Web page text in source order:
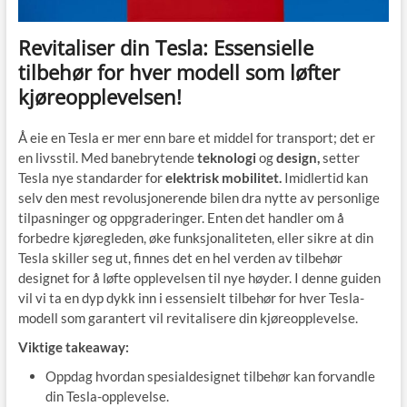
Revitaliser din Tesla: Essensielle
tilbehør for hver modell som løfter
kjøreopplevelsen!
Å eie en Tesla er mer enn bare et middel for transport; det er
en livsstil. Med banebrytendeteknologi ogdesign,setter
Tesla nye standarder forelektrisk mobilitet.Imidlertid kan
selv den mest revolusjonerende bilen dra nytte av personlige
tilpasninger og oppgraderinger. Enten det handler om å
forbedre kjøregleden, øke funksjonaliteten, eller sikre at din
Tesla skiller seg ut, finnes det en hel verden av tilbehør
designet for å løfte opplevelsen til nye høyder. I denne guiden
vil vi ta en dyp dykk inn i essensielt tilbehør for hver Tesla-
modell som garantert vil revitalisere din kjøreopplevelse.
Viktige takeaway:
Oppdag hvordan spesialdesignet tilbehør kan forvandle
din Tesla-opplevelse.